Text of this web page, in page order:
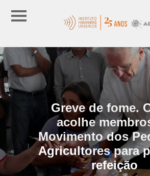
Greve de fome.
acolhe
Movimento dos
Agricultores para
refeição